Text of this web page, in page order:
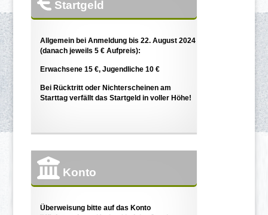
Startgeld
Allgemein bei Anmeldung bis 22. August 2024
(danach jeweils 5 € Aufpreis):
Erwachsene 15 €, Jugendliche 10 €
Bei Rücktritt oder Nichterscheinen am
Starttag verfällt das Startgeld in voller Höhe!
Konto
Überweisung bitte auf das Konto